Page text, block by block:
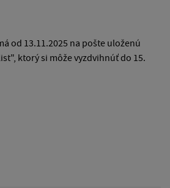
od 13.11.2025 na pošte uloženú
ktorý si môže vyzdvihnúť do 15.